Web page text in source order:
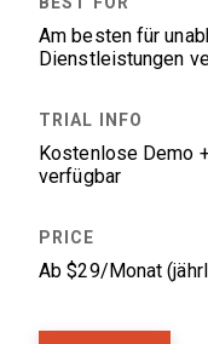
Am besten für
Dienstleistungen
Kostenlose Demo
verfügbar
Ab $29/Monat